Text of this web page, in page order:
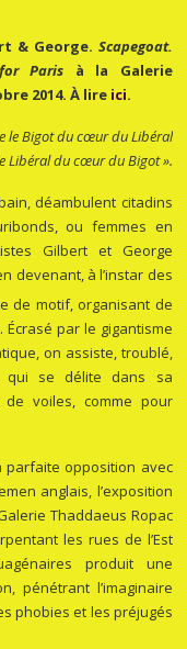
& George. Scapegoat.
Paris à la Galerie
2014. À lire ici.
le Bigot du cœur du Libéral
Libéral du cœur du Bigot ».
déambulent citadins
ou femmes en
Gilbert et George
devenant, à l’instar des
de motif, organisant de
par le gigantisme
on assiste, troublé,
qui se délite dans sa
voiles, comme pour
opposition avec
anglais, l’exposition
Thaddaeus Ropac
les rues de l’Est
produit une
pénétrant l’imaginaire
phobies et les préjugés